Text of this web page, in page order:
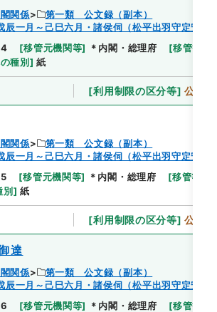
関係
第一類 公文録（副本）
一月～己巳六月・諸侯伺（松平出羽守定安）
[移管元機関等] ＊内閣・総理府 [移管等年度
種別 ] 紙
[利用制限の区分等] 公開
関係
第一類 公文録（副本）
一月～己巳六月・諸侯伺（松平出羽守定安）
[移管元機関等] ＊内閣・総理府 [移管等年度
] 紙
[利用制限の区分等] 公開
達
関係
第一類 公文録（副本）
一月～己巳六月・諸侯伺（松平出羽守定安）
[移管元機関等] ＊内閣・総理府 [移管等年度